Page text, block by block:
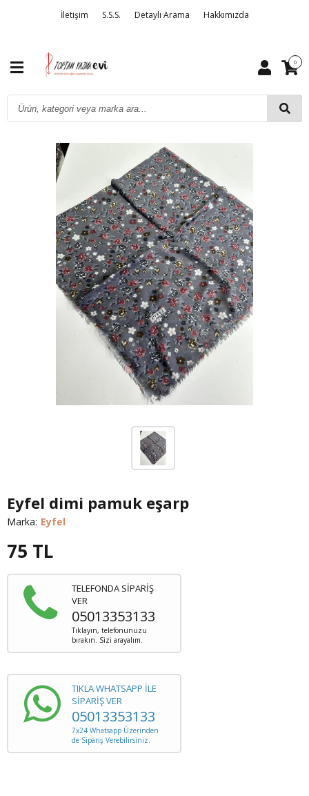
İletişim S.S.S. Detaylı Arama Hakkımızda
0
Eyfel dimi pamuk eşarp
Marka: Eyfel
75 TL
TELEFONDA SİPARİŞ
VER
05013353133
Tıklayın, telefonunuzu
bırakın. Sizi arayalım.
TIKLA WHATSAPP İLE
SİPARİŞ VER
05013353133
7x24 Whatsapp Üzerinden
de Sipariş Verebilirsiniz.